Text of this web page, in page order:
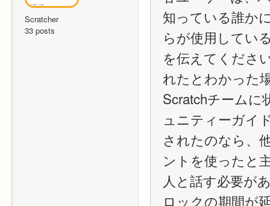
Scratcher
33 posts
知っている誰か
らが使用してい
を伝えてくださ
れたとわかった
Scratchチームに
ュニティーガイ
されたのなら、
ントを使ったと
人と話す必要が
ロックの期間が